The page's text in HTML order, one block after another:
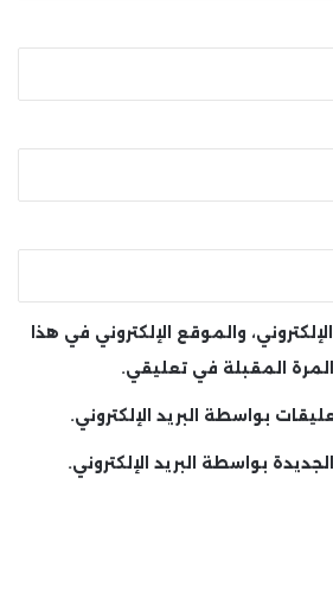
والموقع الإلكتروني في هذا
المقبلة في تعليقي.
بواسطة البريد الإلكتروني.
بواسطة البريد الإلكتروني.